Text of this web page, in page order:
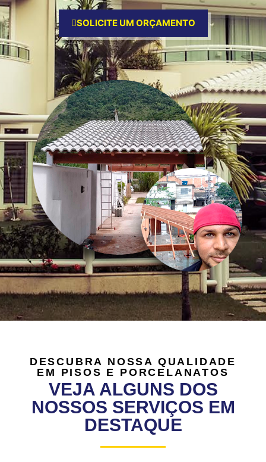
SOLICITE UM ORÇAMENTO
DESCUBRA NOSSA QUALIDADE
EM PISOS E PORCELANATOS
VEJA ALGUNS DOS
NOSSOS SERVIÇOS EM
DESTAQUE